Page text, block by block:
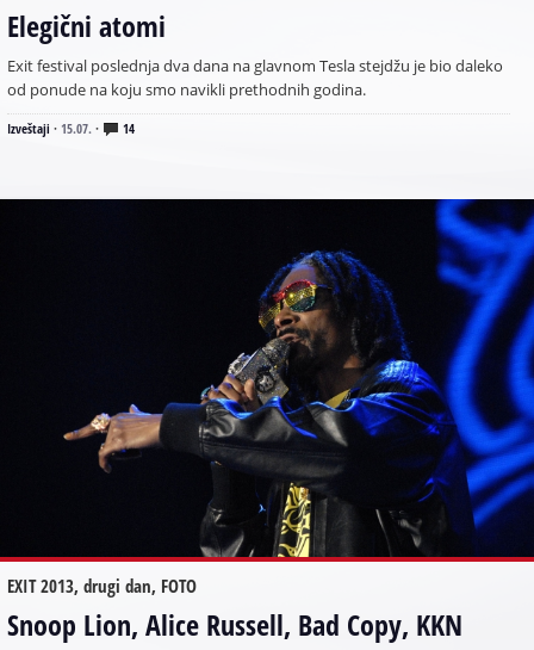
Elegični atomi
Exit festival poslednja dva dana na glavnom Tesla stejdžu je bio daleko
od ponude na koju smo navikli prethodnih godina.
Izveštaji · 15.07. · 14
EXIT 2013, drugi dan, FOTO
Snoop Lion, Alice Russell, Bad Copy, KKN